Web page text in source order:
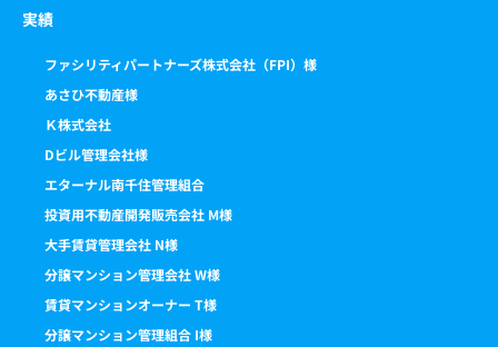
実績
ファシリティパートナーズ株式会社（FPI）様
あさひ不動産様
Ｋ株式会社
Dビル管理会社様
エターナル南千住管理組合
投資用不動産開発販売会社 M様
大手賃貸管理会社 N様
分譲マンション管理会社 W様
賃貸マンションオーナー T様
分譲マンション管理組合 I様